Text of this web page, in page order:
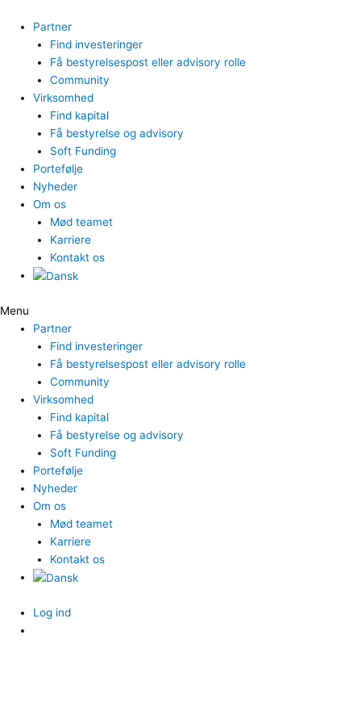
indholdet
Partner
Find investeringer
Få bestyrelsespost eller advisory rolle
Community
Virksomhed
Find kapital
Få bestyrelse og advisory
Soft Funding
Portefølje
Nyheder
Om os
Mød teamet
Karriere
Kontakt os
Menu
Partner
Find investeringer
Få bestyrelsespost eller advisory rolle
Community
Virksomhed
Find kapital
Få bestyrelse og advisory
Soft Funding
Portefølje
Nyheder
Om os
Mød teamet
Karriere
Kontakt os
Log ind